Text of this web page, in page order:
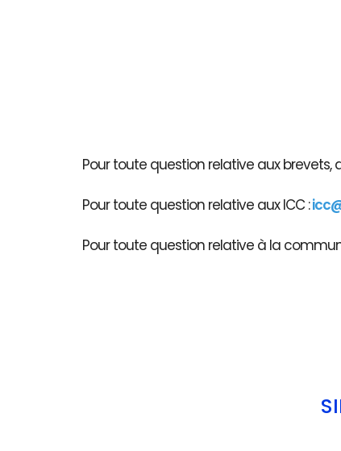
Pour toute question relative aux
Pour toute question relative aux ICC :
Pour toute question relative à la